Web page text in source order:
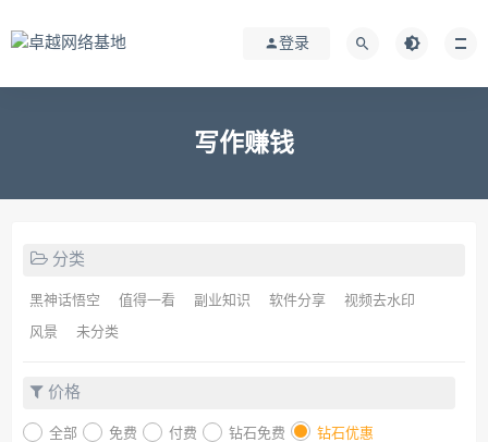
登录
写作赚钱
分类
黑神话悟空 值得一看 副业知识 软件分享 视频去水印
风景 未分类
价格
全部 免费 付费 钻石免费 钻石优惠